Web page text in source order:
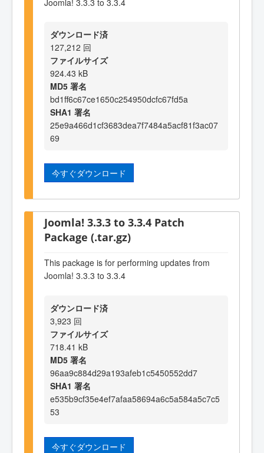
Joomla! 3.3.3 to 3.3.4
ダウンロード済
127,212 回
ファイルサイズ
924.43 kB
MD5 署名
bd1ff6c67ce1650c254950dcfc67fd5a
SHA1 署名
25e9a466d1cf3683dea7f7484a5acf81f3ac07
69
今すぐダウンロード
Joomla! 3.3.3 to 3.3.4 Patch
Package (.tar.gz)
This package is for performing updates from
Joomla! 3.3.3 to 3.3.4
ダウンロード済
3,923 回
ファイルサイズ
718.41 kB
MD5 署名
96aa9c884d29a193afeb1c5450552dd7
SHA1 署名
e535b9cf35e4ef7afaa58694a6c5a584a5c7c5
53
今すぐダウンロード